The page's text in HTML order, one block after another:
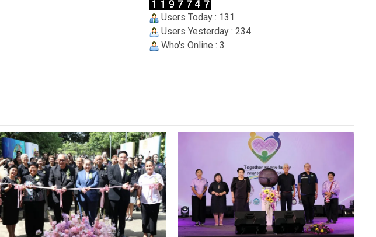
Users Today : 131
Users Yesterday : 234
Who's Online : 3